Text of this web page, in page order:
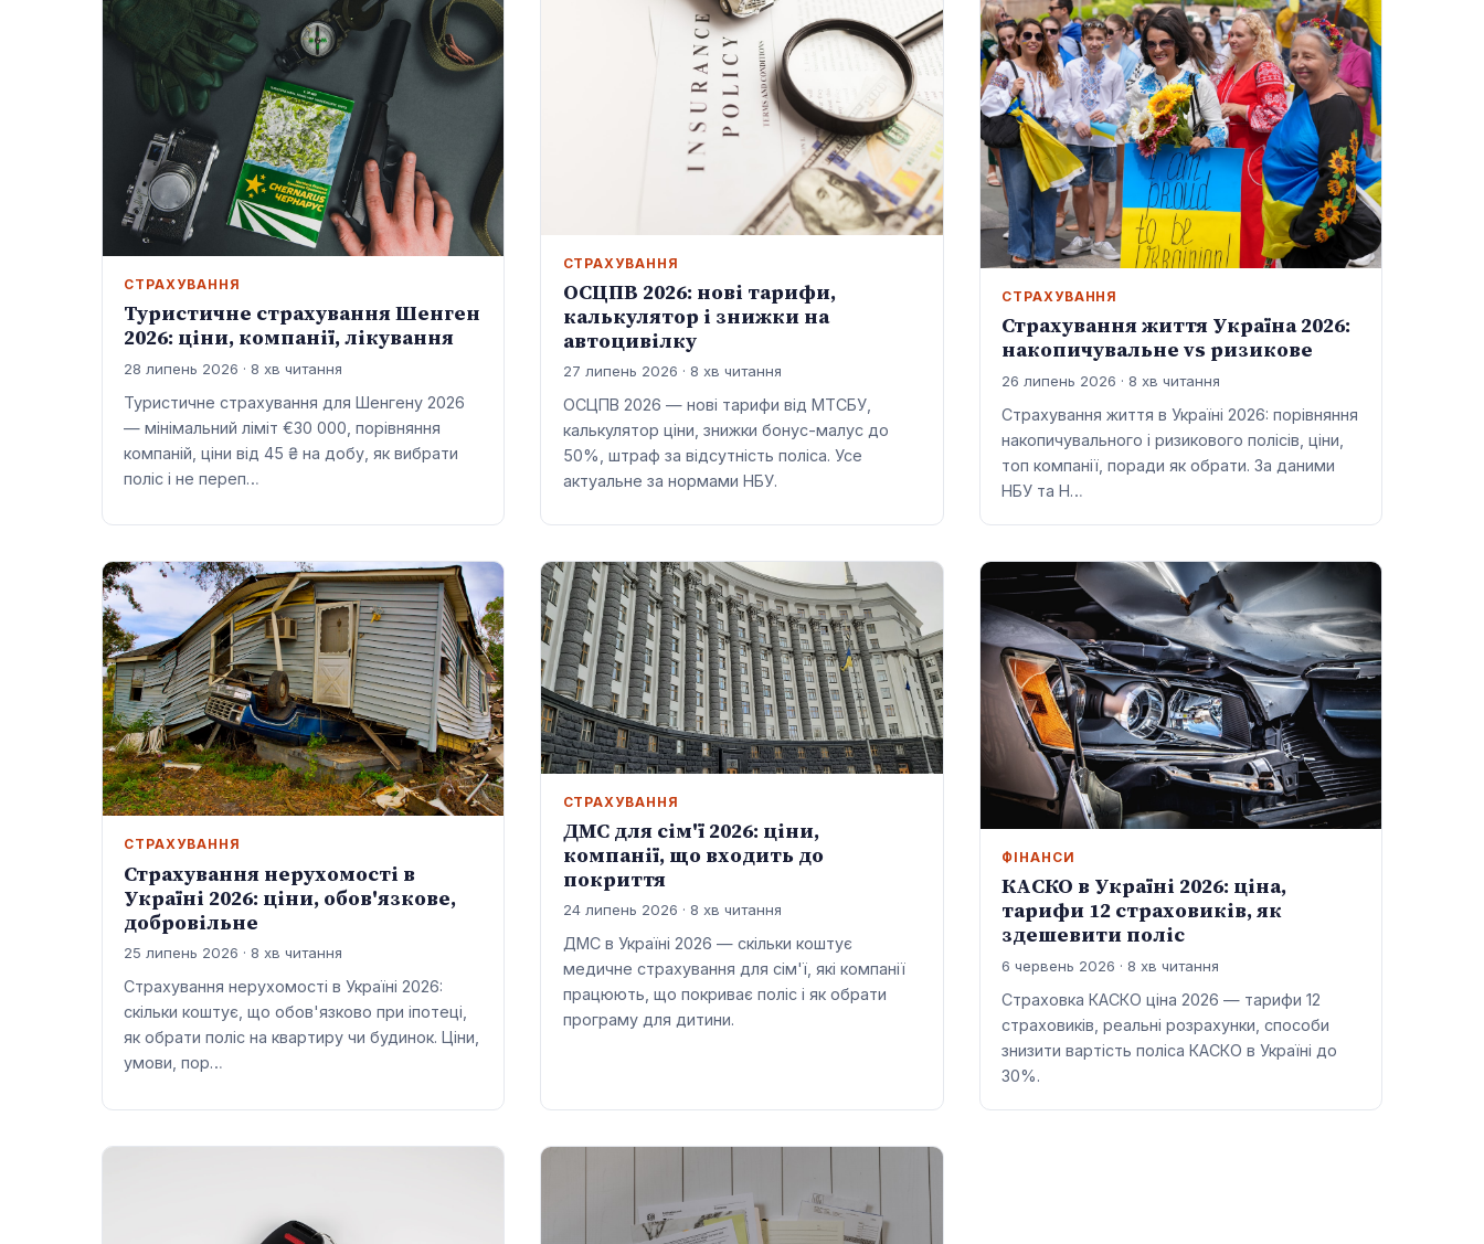
СТРАХУВАННЯ
Туристичне страхування Шенген
2026: ціни, компанії, лікування
28 липень 2026 · 8 хв читання
Туристичне страхування для Шенгену 2026
— мінімальний ліміт €30 000, порівняння
компаній, ціни від 45 ₴ на добу, як вибрати
поліс і не переп…
СТРАХУВАННЯ
ОСЦПВ 2026: нові тарифи,
калькулятор і знижки на
автоцивілку
27 липень 2026 · 8 хв читання
ОСЦПВ 2026 — нові тарифи від МТСБУ,
калькулятор ціни, знижки бонус-малус до
50%, штраф за відсутність поліса. Усе
актуальне за нормами НБУ.
СТРАХУВАННЯ
Страхування життя Україна 2026:
накопичувальне vs ризикове
26 липень 2026 · 8 хв читання
Страхування життя в Україні 2026: порівняння
накопичувального і ризикового полісів, ціни,
топ компанії, поради як обрати. За даними
НБУ та Н…
СТРАХУВАННЯ
Страхування нерухомості в
Україні 2026: ціни, обов'язкове,
добровільне
25 липень 2026 · 8 хв читання
Страхування нерухомості в Україні 2026:
скільки коштує, що обов'язково при іпотеці,
як обрати поліс на квартиру чи будинок. Ціни,
умови, пор…
СТРАХУВАННЯ
ДМС для сім'ї 2026: ціни,
компанії, що входить до
покриття
24 липень 2026 · 8 хв читання
ДМС в Україні 2026 — скільки коштує
медичне страхування для сім'ї, які компанії
працюють, що покриває поліс і як обрати
програму для дитини.
ФІНАНСИ
КАСКО в Україні 2026: ціна,
тарифи 12 страховиків, як
здешевити поліс
6 червень 2026 · 8 хв читання
Страховка КАСКО ціна 2026 — тарифи 12
страховиків, реальні розрахунки, способи
знизити вартість поліса КАСКО в Україні до
30%.